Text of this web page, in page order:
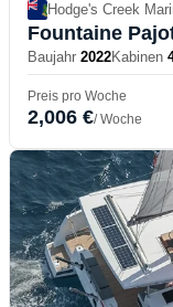
Hodge's Creek
Fountaine
Baujahr 2022Kabinen
Preis pro Woche
2,006 €/ Woche